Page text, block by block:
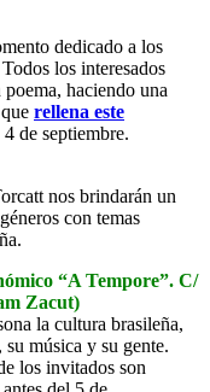
dedicado a los
los interesados
haciendo una
rellena este
de septiembre.
nos brindarán un
con temas
“A Tempore”. C/
Zacut)
la cultura brasileña,
música y su gente.
los invitados son